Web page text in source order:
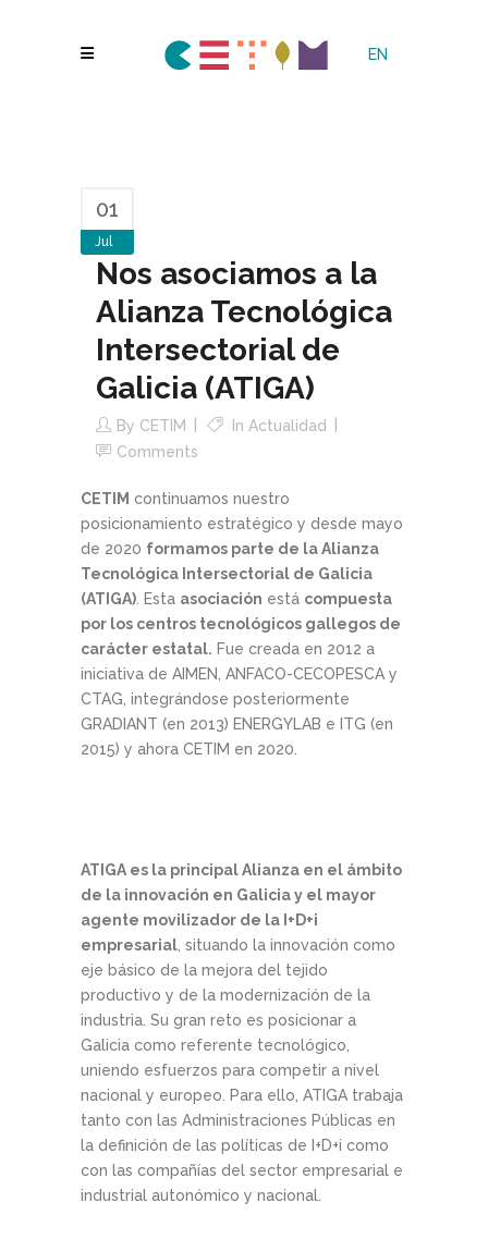
EN
01
Jul
Nos asociamos a la
Alianza Tecnológica
Intersectorial de
Galicia (ATIGA)
By CETIM In Actualidad
Comments
CETIM continuamos nuestro
posicionamiento estratégico y desde mayo
de 2020 formamos parte de la Alianza
Tecnológica Intersectorial de Galicia
(ATIGA) . Esta asociación está compuesta
por los centros tecnológicos gallegos de
carácter estatal. Fue creada en 2012 a
iniciativa de AIMEN, ANFACO-CECOPESCA y
CTAG, integrándose posteriormente
GRADIANT (en 2013) ENERGYLAB e ITG (en
2015) y ahora CETIM en 2020.
ATIGA es la principal Alianza en el ámbito
de la innovación en Galicia y el mayor
agente movilizador de la I+D+i
empresarial , situando la innovación como
eje básico de la mejora del tejido
productivo y de la modernización de la
industria. Su gran reto es posicionar a
Galicia como referente tecnológico,
uniendo esfuerzos para competir a nivel
nacional y europeo. Para ello, ATIGA trabaja
tanto con las Administraciones Públicas en
la definición de las políticas de I+D+i como
con las compañías del sector empresarial e
industrial autonómico y nacional.